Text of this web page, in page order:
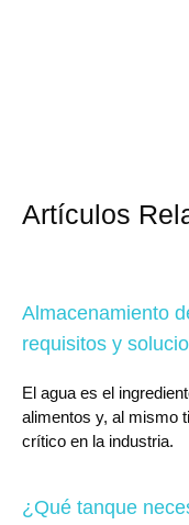
Artículos
Almacenamiento
requisitos y
El agua es el
alimentos y, al mismo
crítico en la industria.
¿Qué tanque